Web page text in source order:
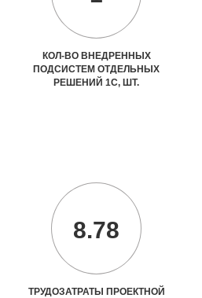
КОЛ-ВО ВНЕДРЕННЫХ
ПОДСИСТЕМ ОТДЕЛЬНЫХ
РЕШЕНИЙ 1С, ШТ.
8.78
ТРУДОЗАТРАТЫ ПРОЕКТНОЙ